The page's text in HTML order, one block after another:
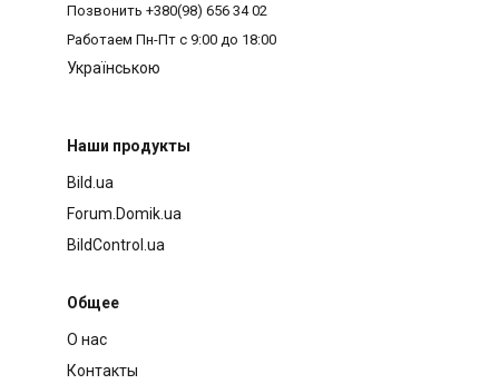
Позвонить +380(98) 656 34 02
Работаем Пн-Пт с 9:00 до 18:00
Українською
Наши продукты
Bild.ua
Forum.Domik.ua
BildControl.ua
Общее
О нас
Контакты